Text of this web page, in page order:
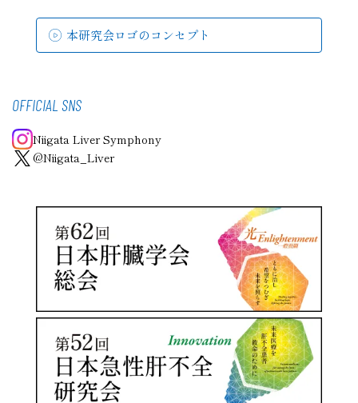
本研究会ロゴのコンセプト
OFFICIAL SNS
Niigata Liver Symphony
@Niigata_Liver